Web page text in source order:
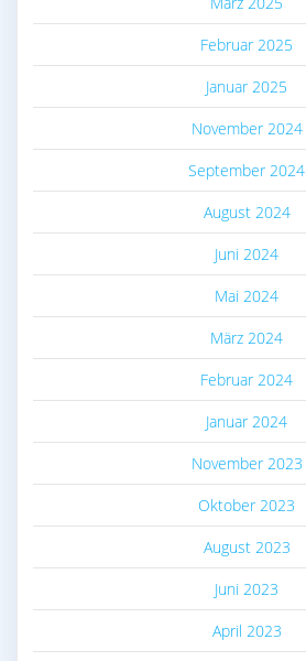
Februar 2025
Januar 2025
November 2024
September 2024
August 2024
Juni 2024
Mai 2024
März 2024
Februar 2024
Januar 2024
November 2023
Oktober 2023
August 2023
Juni 2023
April 2023